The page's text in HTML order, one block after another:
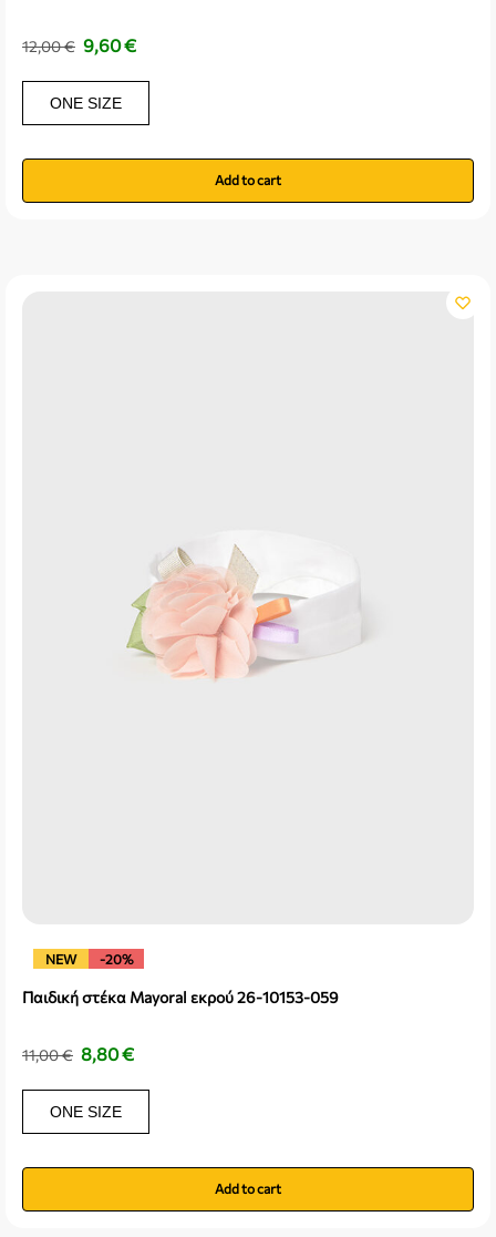
12,00€ 9,60€
ONE SIZE
Add to cart
NEW -20%
Παιδική στέκα Mayoral εκρού 26-10153-059
11,00€ 8,80€
ONE SIZE
Add to cart